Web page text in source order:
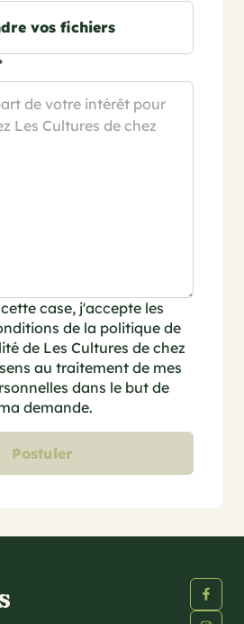
vos fichiers
case, j'accepte les
de la politique de
de Les Cultures de chez
au traitement de mes
dans le but de
demande.